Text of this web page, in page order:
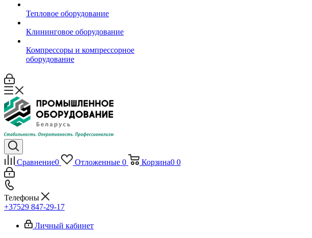
Тепловое оборудование
Клининговое оборудование
Компрессоры и компрессорное
оборудование
Сравнение0 Отложенные 0 Корзина0 0
Телефоны
+37529 847-29-17‬
Личный кабинет